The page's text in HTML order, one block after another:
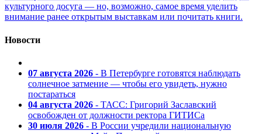
культурного досуга — но, возможно, самое время уделить
внимание ранее открытым выставкам или почитать книги.
Новости
07 августа 2026 - В Петербурге готовятся наблюдать
солнечное затмение — чтобы его увидеть, нужно
постараться
04 августа 2026 - ТАСС: Григорий Заславский
освобожден от должности ректора ГИТИСа
30 июля 2026 - В России учредили национальную